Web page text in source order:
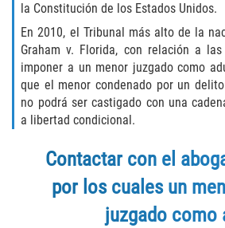
Welfare Fraud
Unemployment
Workers Comp Fraud
Damaging Phone Lines
Post Conviction Matters
la Constitución de los Estados Unidos.
En 2010, el Tribunal más alto de la
Graham v. Florida, con relación a
imponer a un menor juzgado como
que el menor condenado por un
no podrá ser castigado con una
a libertad condicional.
Contactar con el
por los cuales un
juzgado como